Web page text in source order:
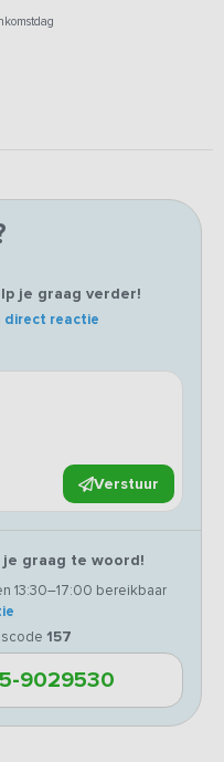
je graag verder!
direct reactie
Verstuur
je graag te woord!
13:30–17:00 bereikbaar
157
9029530